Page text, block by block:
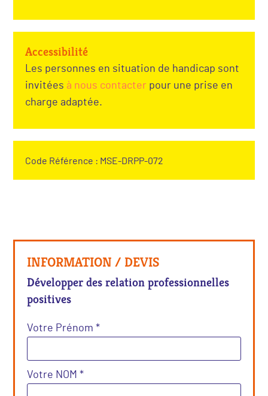
Accessibilité
Les personnes en situation de handicap sont
invitées à nous contacter pour une prise en
charge adaptée.
Code Référence : MSE-DRPP-072
INFORMATION / DEVIS
Développer des relation professionnelles
positives
Votre Prénom *
Votre NOM *